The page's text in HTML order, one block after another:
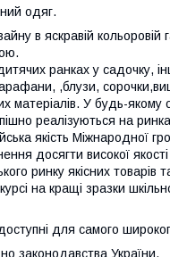
одяг.
в яскравій кольоровій
ранках у садочку,
,блузи,
матеріалів. У будь-
реалізуються на
якість Міжнародної
досягти високої якості
ринку якісних товарів
на кращі зразки
для самого
законодавства України.